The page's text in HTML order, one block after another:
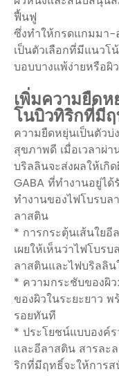
ฟื้นฟู
ซึ่งทำให้กรดแกมมา
เป็นตัวเลือกที่มีแนว
บอบบางแพ้ง่ายหรือ
เพิ่มความยืด
โนบิวทิริกที่มี
ความยืดหยุ่นเป็นตัว
สุขภาพดี เมื่อเวลาผ่
บริลลินจะส่งผลให้เ
GABA ที่ทำงานอยู่ไ
ทำงานของไฟโบรบล
ลาสติน
* การกระตุ้นเส้นใย
เผยให้เห็นว่าไฟโบร
ลาสตินและไฟบริลลิ
* ความกระชับของผิ
ของผิวในระยะยาว
รอยทันที
* ประโยชน์แบบองค์
และอีลาสติน สารล
ริกที่มีฤทธิ์จะให้การ